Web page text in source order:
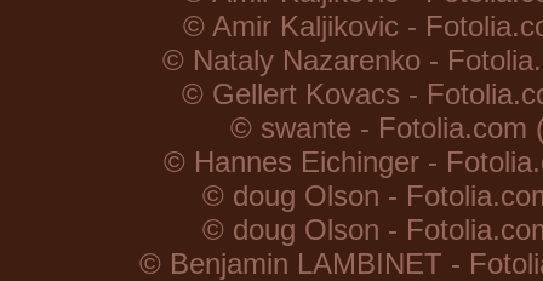
© Amir Kaljikovic -
© Nataly Nazarenko -
© Gellert Kovacs -
© swante - Fotolia.com
© Hannes Eichinger -
© doug Olson -
© doug Olson -
© Benjamin LAMBINET -